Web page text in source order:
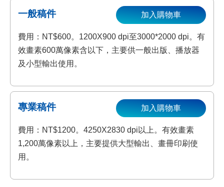
一般稿件
費用：NT$600。1200X900 dpi至3000*2000 dpi。有
效畫素600萬像素含以下，主要供一般出版、播放器
及小型輸出使用。
加入購物車
專業稿件
費用：NT$1200。4250X2830 dpi以上。有效畫素
1,200萬像素以上，主要提供大型輸出、畫冊印刷使
用。
加入購物車